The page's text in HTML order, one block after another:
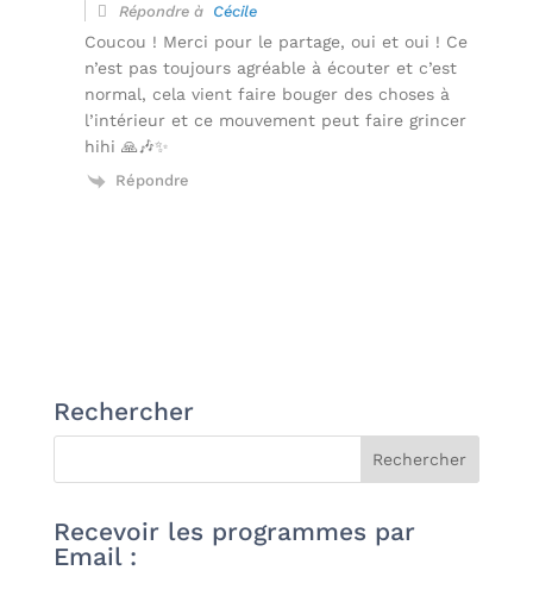
Répondre à Cécile
Coucou ! Merci pour le partage, oui et oui ! Ce
n’est pas toujours agréable à écouter et c’est
normal, cela vient faire bouger des choses à
l’intérieur et ce mouvement peut faire grincer
hihi 🙏🎶✨
Répondre
Rechercher
Recevoir les programmes par
Email :